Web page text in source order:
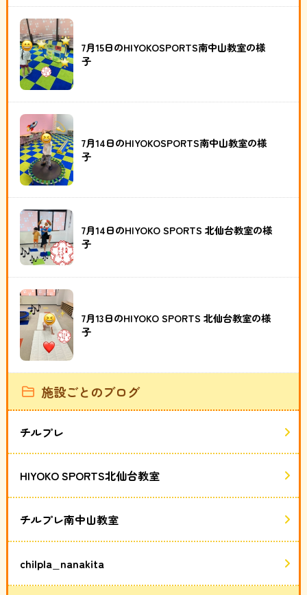
7月15日のHIYOKOSPORTS南中山教室の様
子
7月14日のHIYOKOSPORTS南中山教室の様
子
7月14日のHIYOKO SPORTS 北仙台教室の様
子
7月13日のHIYOKO SPORTS 北仙台教室の様
子
施設ごとのブログ
チルプレ
HIYOKO SPORTS北仙台教室
チルプレ南中山教室
chilpla_nanakita